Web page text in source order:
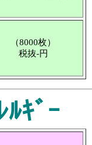
（8000枚）
税抜-円
ｷﾞｰ